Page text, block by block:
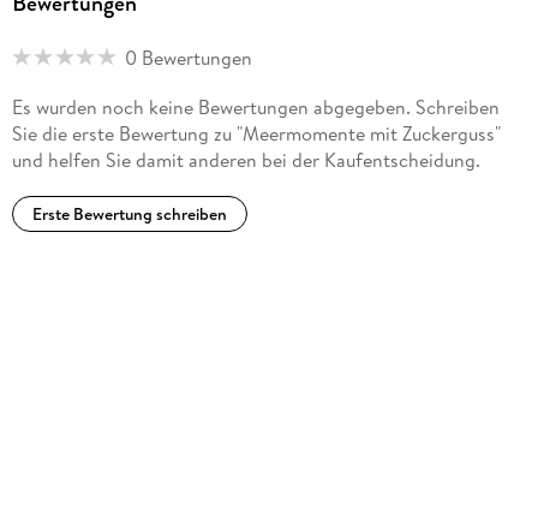
0 Bewertungen
Es wurden noch keine Bewertungen abgegeben. Schreiben
Sie die erste Bewertung zu "Meermomente mit Zuckerguss"
und helfen Sie damit anderen bei der Kaufentscheidung.
Erste Bewertung schreiben